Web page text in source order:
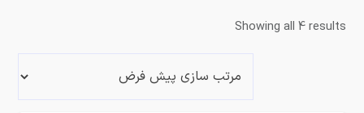
Showing all 4 results